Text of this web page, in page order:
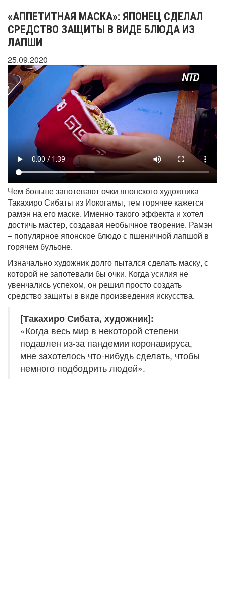
«АППЕТИТНАЯ МАСКА»: ЯПОНЕЦ СДЕЛАЛ
СРЕДСТВО ЗАЩИТЫ В ВИДЕ БЛЮДА ИЗ
ЛАПШИ
25.09.2020
Чем больше запотевают очки японского художника
Такахиро Сибаты из Иокогамы, тем горячее кажется
рамэн на его маске. Именно такого эффекта и хотел
достичь мастер, создавая необычное творение. Рамэн
– популярное японское блюдо с пшеничной лапшой в
горячем бульоне.
Изначально художник долго пытался сделать маску, с
которой не запотевали бы очки. Когда усилия не
увенчались успехом, он решил просто создать
средство защиты в виде произведения искусства.
[Такахиро Сибата, художник]:
«Когда весь мир в некоторой степени
подавлен из-за пандемии коронавируса,
мне захотелось что-нибудь сделать, чтобы
немного подбодрить людей».